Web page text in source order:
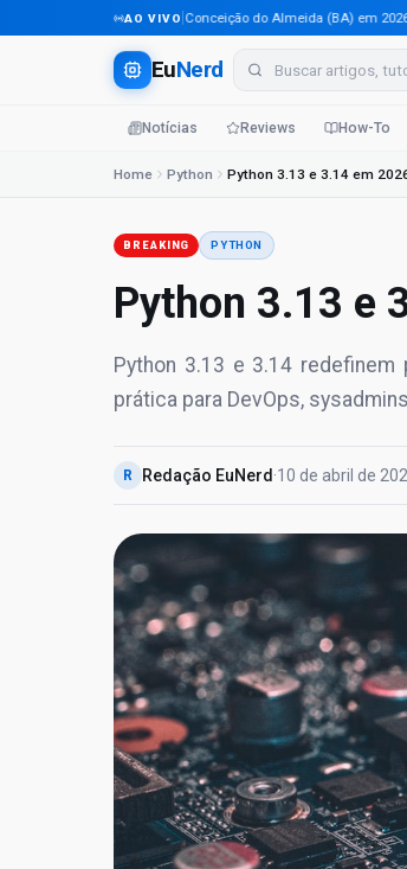
AO VIVO
Tecnologia em Conceição do Almeida (BA) em 2026:
EuNerd
Notícias Reviews How-To
Home Python Python 3.13 e 3.14 em
BREAKING PYTHON
Python 3.13 e
Python 3.13 e 3.14
prática para DevOps,
R Redação EuNerd ·10 de abril de